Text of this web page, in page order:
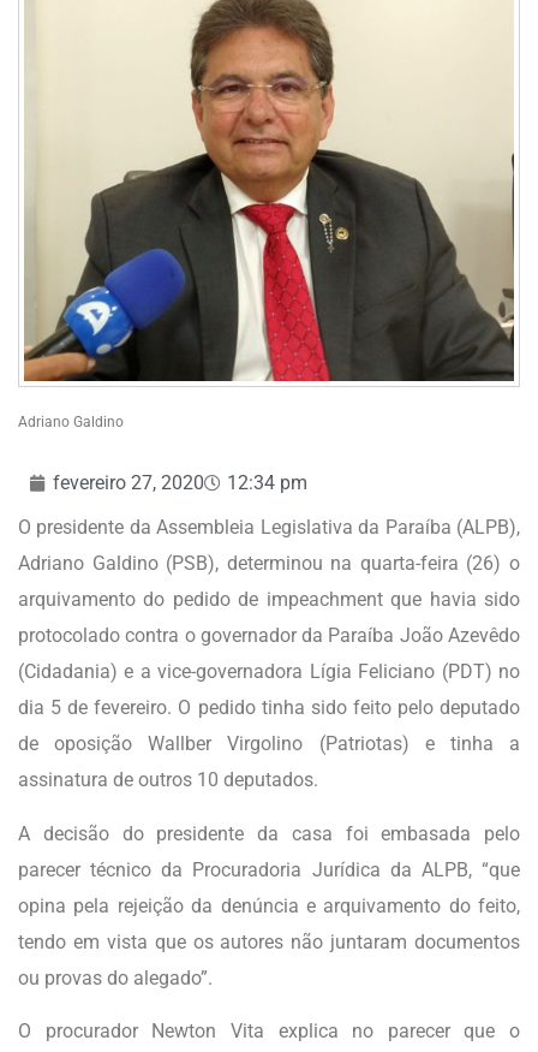
Adriano Galdino
fevereiro 27, 2020
12:34 pm
O presidente da Assembleia Legislativa da Paraíba (ALPB),
Adriano Galdino (PSB), determinou na quarta-feira (26) o
arquivamento do pedido de impeachment que havia sido
protocolado contra o governador da Paraíba João Azevêdo
(Cidadania) e a vice-governadora Lígia Feliciano (PDT) no
dia 5 de fevereiro. O pedido tinha sido feito pelo deputado
de oposição Wallber Virgolino (Patriotas) e tinha a
assinatura de outros 10 deputados.
A decisão do presidente da casa foi embasada pelo
parecer técnico da Procuradoria Jurídica da ALPB, “que
opina pela rejeição da denúncia e arquivamento do feito,
tendo em vista que os autores não juntaram documentos
ou provas do alegado”.
O procurador Newton Vita explica no parecer que o